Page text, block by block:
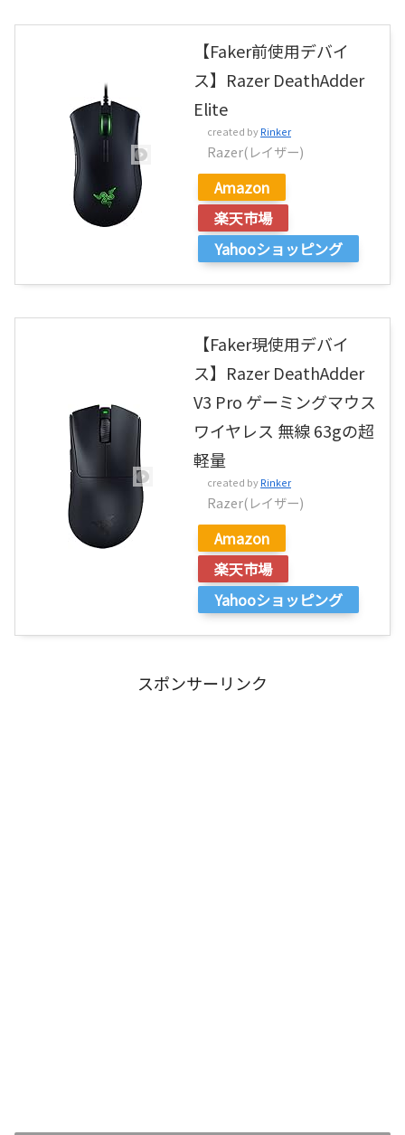
【Faker前使用デバイ
ス】Razer DeathAdder
Elite
created byRinker
Razer(レイザー)
Amazon
楽天市場
Yahooショッピング
【Faker現使用デバイ
ス】Razer DeathAdder
V3 Pro ゲーミングマウス
ワイヤレス 無線 63gの超
軽量
created byRinker
Razer(レイザー)
Amazon
楽天市場
Yahooショッピング
スポンサーリンク